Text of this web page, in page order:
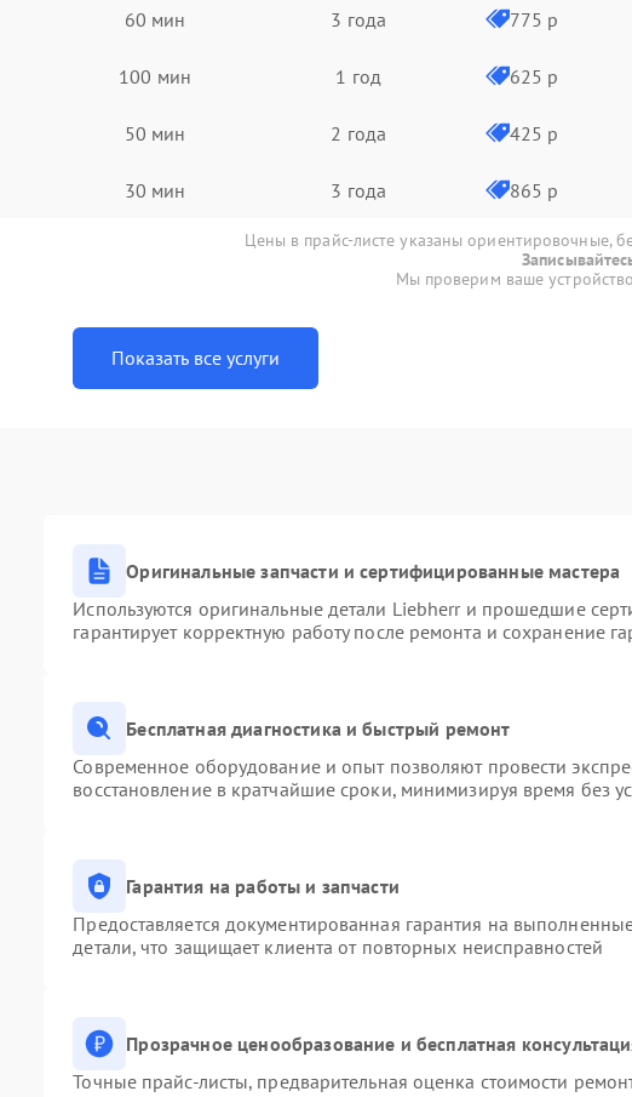
60 мин 3 года 775 р
100 мин 1 год 625 р
50 мин 2 года 425 р
30 мин 3 года 865 р
Цены в прайс-листе указаны ориентировочные,
Мы проверим ваше
Показать все услуги
Оригинальные запчасти и сертифицированные мастера
Используются оригинальные детали Liebherr и прошедшие
гарантирует корректную работу после ремонта и сохранение
Бесплатная диагностика и быстрый ремонт
Современное оборудование и опыт позволяют провести
восстановление в кратчайшие сроки, минимизируя время без
Гарантия на работы и запчасти
Предоставляется документированная гарантия на
детали, что защищает клиента от повторных неисправностей
Прозрачное ценообразование и бесплатная
Точные прайс-листы, предварительная оценка стоимости